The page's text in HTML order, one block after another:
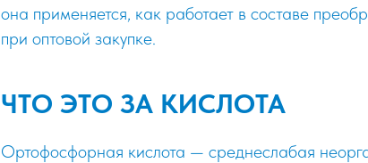
она применяется, как работает в составе
при оптовой закупке.
ЧТО ЭТО ЗА КИСЛОТА
Ортофосфорная кислота — среднеслабая